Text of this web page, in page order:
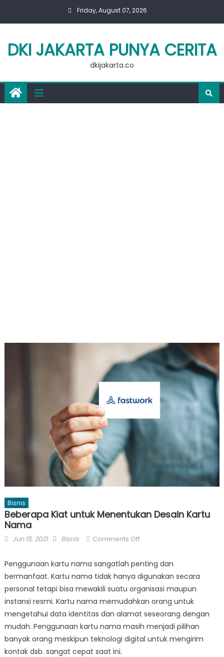
Friday, August 07, 2026
DKI JAKARTA PUNYA CERITA
dkijakarta.co
Bisnis
Beberapa Kiat untuk Menentukan Desain Kartu
Nama
Posted
Jun 15, 2021 Author
Bisnis Comments Offon
Kiat
untuk
Menentukan
Desain
Kartu
Nama
Penggunaan kartu nama sangatlah penting dan
bermanfaat. Kartu nama tidak hanya digunakan secara
personal tetapi bisa mewakili suatu organisasi maupun
instansi resmi. Kartu nama memudahkan orang untuk
mengetahui data identitas dan alamat seseorang dengan
mudah. Penggunaan kartu nama masih menjadi pilihan
banyak orang meskipun teknologi digital untuk mengirim
kontak dsb. sangat cepat saat ini.